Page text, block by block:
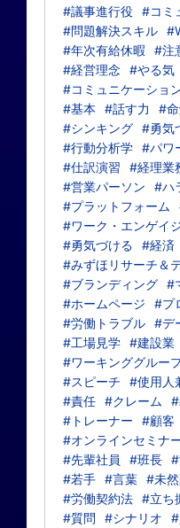
#議事進行役 #コミ
#問題解決スキル
#年次有給休暇
#注
#経営理念 #やる気
#コミュニケーショ
#基本
#話す力 #
#シンキング #勇気
#行動分析学 #パワ
#仕訳演習
#経理業
#営業パーソン
#ハ
#プラットフォーム
#ワーク・エンゲイ
#勇気づける
#経済
#みずほリサーチ＆
#ブランディング #
#ホームページ
#プ
#労働トラブル #デ
#工場見学 #建設業
#ワーキンググルー
#スピーチ
#使用人
#責任 #クレーム
#トレーナー
#顧客
#オンラインセミナ
#先輩社員
#班長
#若手 #言葉 #未
#労働契約法 #立ち
#質問
#シナリオ